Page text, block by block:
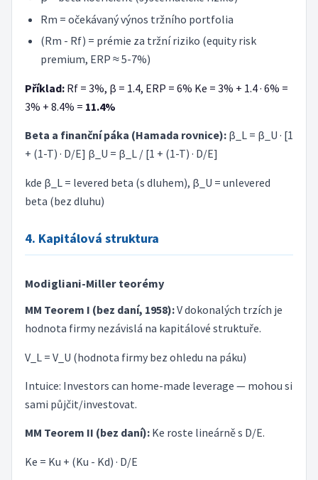
Rm = očekávaný výnos tržního portfolia
(Rm - Rf) = prémie za tržní riziko (equity risk
premium, ERP ≈ 5-7%)
Příklad:Rf = 3%, β = 1.4, ERP = 6% Ke = 3% + 1.4 · 6% =
3% + 8.4% = 11.4%
Beta a finanční páka (Hamada rovnice):β_L = β_U · [1
+ (1-T) · D/E] β_U = β_L / [1 + (1-T) · D/E]
kde β_L = levered beta (s dluhem), β_U = unlevered
beta (bez dluhu)
4. Kapitálová struktura
Modigliani-Miller teorémy
MM Teorem I (bez daní, 1958):V dokonalých trzích je
hodnota firmy nezávislá na kapitálové struktuře.
V_L = V_U (hodnota firmy bez ohledu na páku)
Intuice: Investors can home-made leverage — mohou si
sami půjčit/investovat.
MM Teorem II (bez daní):Ke roste lineárně s D/E.
Ke = Ku + (Ku - Kd) · D/E